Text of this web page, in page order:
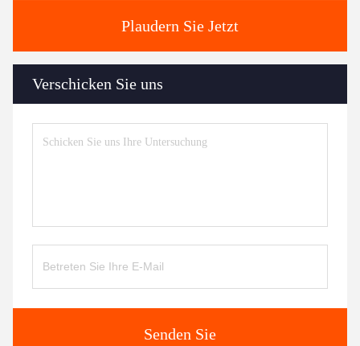
Plaudern Sie Jetzt
Verschicken Sie uns
Senden Sie